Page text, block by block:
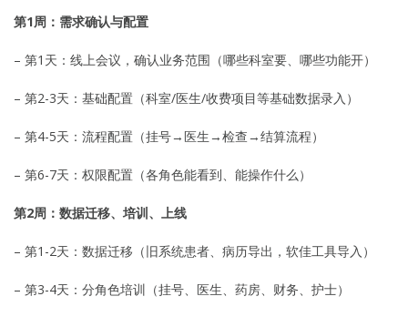
第1周：需求确认与配置
– 第1天：线上会议，确认业务范围（哪些科室要、哪些功能开）
– 第2-3天：基础配置（科室/医生/收费项目等基础数据录入）
– 第4-5天：流程配置（挂号→医生→检查→结算流程）
– 第6-7天：权限配置（各角色能看到、能操作什么）
第2周：数据迁移、培训、上线
– 第1-2天：数据迁移（旧系统患者、病历导出，软佳工具导入）
– 第3-4天：分角色培训（挂号、医生、药房、财务、护士）